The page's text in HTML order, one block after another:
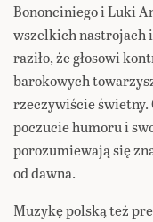
Bononciniego i Luki
wszelkich nastrojach
raziło, że głosowi
barokowych
rzeczywiście świetny.
poczucie humoru i
porozumiewają się
od dawna.
Muzykę polską też